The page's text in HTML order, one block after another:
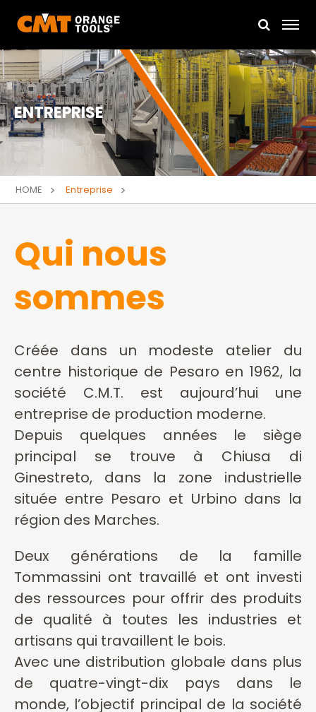
ENTREPRISE
HOME Entreprise
Qui nous
sommes
Créée dans un modeste atelier du
centre historique de Pesaro en 1962, la
société C.M.T. est aujourd’hui une
entreprise de production moderne.
Depuis quelques années le siège
principal se trouve à Chiusa di
Ginestreto, dans la zone industrielle
située entre Pesaro et Urbino dans la
région des Marches.
Deux générations de la famille
Tommassini ont travaillé et ont investi
des ressources pour offrir des produits
de qualité à toutes les industries et
artisans qui travaillent le bois.
Avec une distribution globale dans plus
de quatre-vingt-dix pays dans le
monde, l’objectif principal de la société